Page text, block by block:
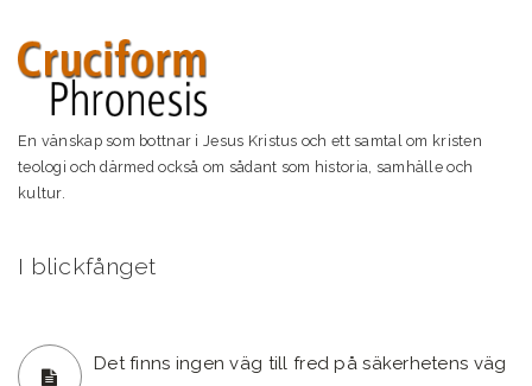
En vänskap som bottnar i Jesus Kristus och ett samtal om kristen
teologi och därmed också om sådant som historia, samhälle och
kultur.
I blickfånget
Det finns ingen väg till fred på säkerhetens väg